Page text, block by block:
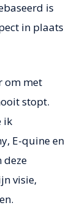
is
in plaats
om met
stopt.
ik
E-quine en
deze
visie,